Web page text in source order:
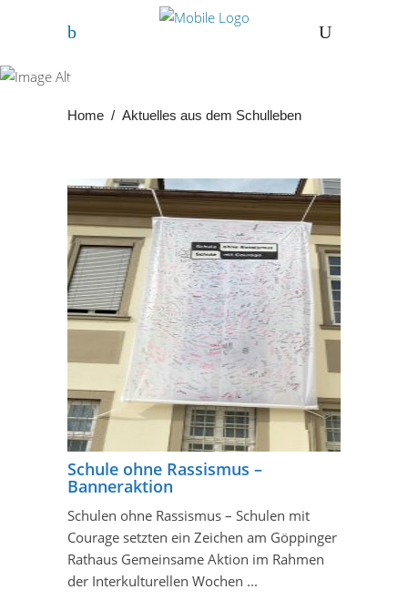
Aktuelles aus dem
Schulleben
Home / Aktuelles aus dem Schulleben
Schule ohne Rassismus –
Banneraktion
Schulen ohne Rassismus – Schulen mit
Courage setzten ein Zeichen am Göppinger
Rathaus Gemeinsame Aktion im Rahmen
der Interkulturellen Wochen ...